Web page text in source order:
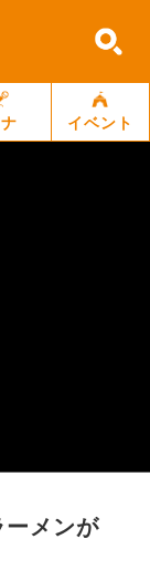
イベント
ーメンが